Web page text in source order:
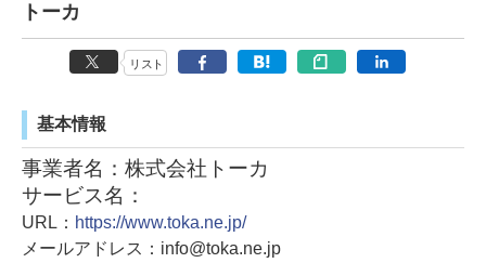
トーカ
リスト
基本情報
事業者名：株式会社トーカ
サービス名：
URL： https://www.toka.ne.jp/
メールアドレス：info@toka.ne.jp